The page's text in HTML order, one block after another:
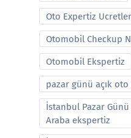
Oto Expertiz
Otomobil Checkup
Otomobil Ekspertiz
pazar günü açık
İstanbul Pazar Günü
Araba ekspertiz